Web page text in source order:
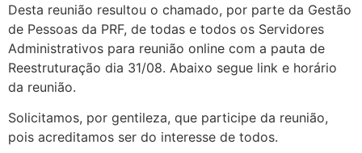
Desta reunião resultou o chamado, por parte da Gestão
de Pessoas da PRF, de todas e todos os Servidores
Administrativos para reunião online com a pauta de
Reestruturação dia 31/08. Abaixo segue link e horário
da reunião.
Solicitamos, por gentileza, que participe da reunião,
pois acreditamos ser do interesse de todos.